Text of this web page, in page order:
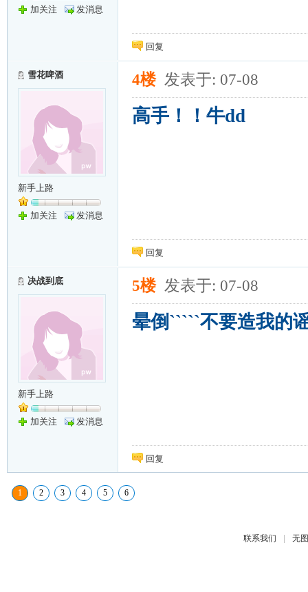
加关注 发消息
回复
雪花啤酒
新手上路
加关注 发消息
4楼 发表于: 07-08
高手！！牛dd
回复
决战到底
新手上路
加关注 发消息
5楼 发表于: 07-08
晕倒`````不要造我的
回复
1 2 3 4 5 6
联系我们 | 无